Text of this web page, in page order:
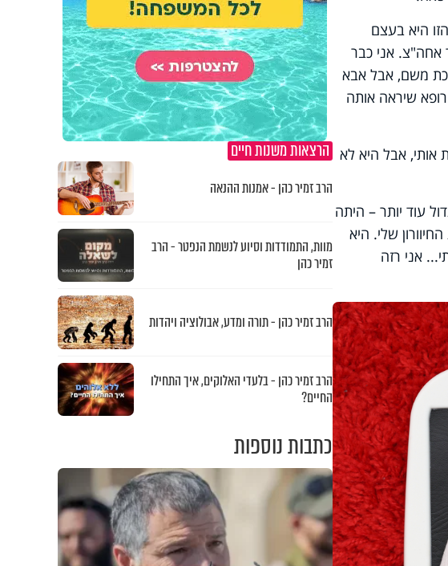
היא בעצם
אחה"צ. אני כבר
משם, אבל אבא
שיראה אותה
אותי, אבל היא לא
עוד יותר – היתה
שלי. היא
ולא שניסיתי... אני רזה
הרצאות משנות חיים
הרב זמיר כהן - אמנות ההנאה
מוות, התמודדות וסיוע לנשמת הנפטר - הרב
זמיר כהן
הרב זמיר כהן - תורה ומדע, אבולוציה ויהדות
הרב זמיר כהן - בלעדי האלוקים, איך התחילו
החיים?
כתבות נוספות